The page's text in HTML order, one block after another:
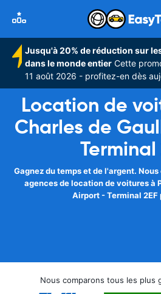
Jusqu'à 20% de réduction sur
dans le monde entier Cette
11 août 2026 - profitez-en dès
Location de
Charles de
Terminal
Gagnez du temps et de l'argent.
agences de location de voitures à
Airport - Terminal 2EF
Nous comparons tous les plus